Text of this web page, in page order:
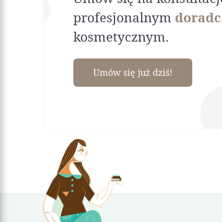
profesjonalnym
kosmetycznym.
Umów się już dziś!